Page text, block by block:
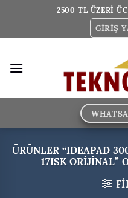
2500 TL ÜZERİ
GIRIŞ
ÜRÜNLER “IDEAPAD
17ISK ORIJINAL”